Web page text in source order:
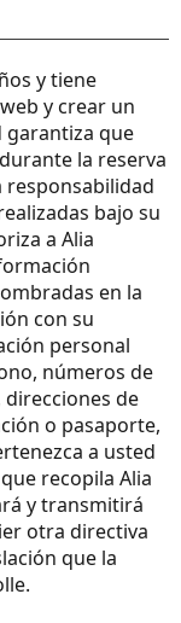
y tiene
y crear un
garantiza que
la reserva
responsabilidad
bajo su
a Alia
en la
con su
personal
números de
de
o pasaporte,
a usted
recopila Alia
y transmitirá
otra directiva
que la